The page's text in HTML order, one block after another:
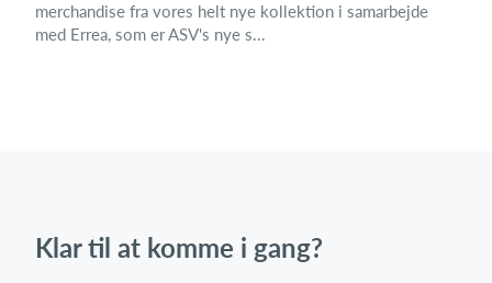
merchandise fra vores helt nye kollektion i samarbejde
med Errea, som er ASV's nye s...
Klar til at komme i gang?